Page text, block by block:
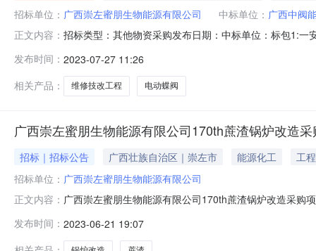
招标单位： 广西崇左蜜朋生物能源有限公司 中标单位： 广西中阀
正文内容： 招标类型：其他物资采购发布日期：中标单位：标包1:
发布时间： 2023-07-27 11:26
相关产品：
维修技改工程 电动蝶阀
广西崇左蜜朋生物能源有限公司170th蔗渣锅炉改造
招标｜招标公告 广西壮族自治区｜崇左市 能源化工
工程
招标单位： 广西崇左蜜朋生物能源有限公司
正文内容： 广西崇左蜜朋生物能源有限公司170th蔗渣锅炉改造采购
司（以下简称“采购方”），采购方拟对170t/h燕渣锅炉
要求1.
发布时间： 2023-06-21 19:07